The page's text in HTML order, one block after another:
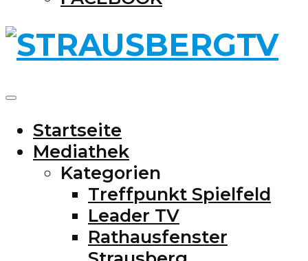
Startseite
Mediathek
Kategorien
Treffpunkt Spielfeld
Leader TV
Rathausfenster